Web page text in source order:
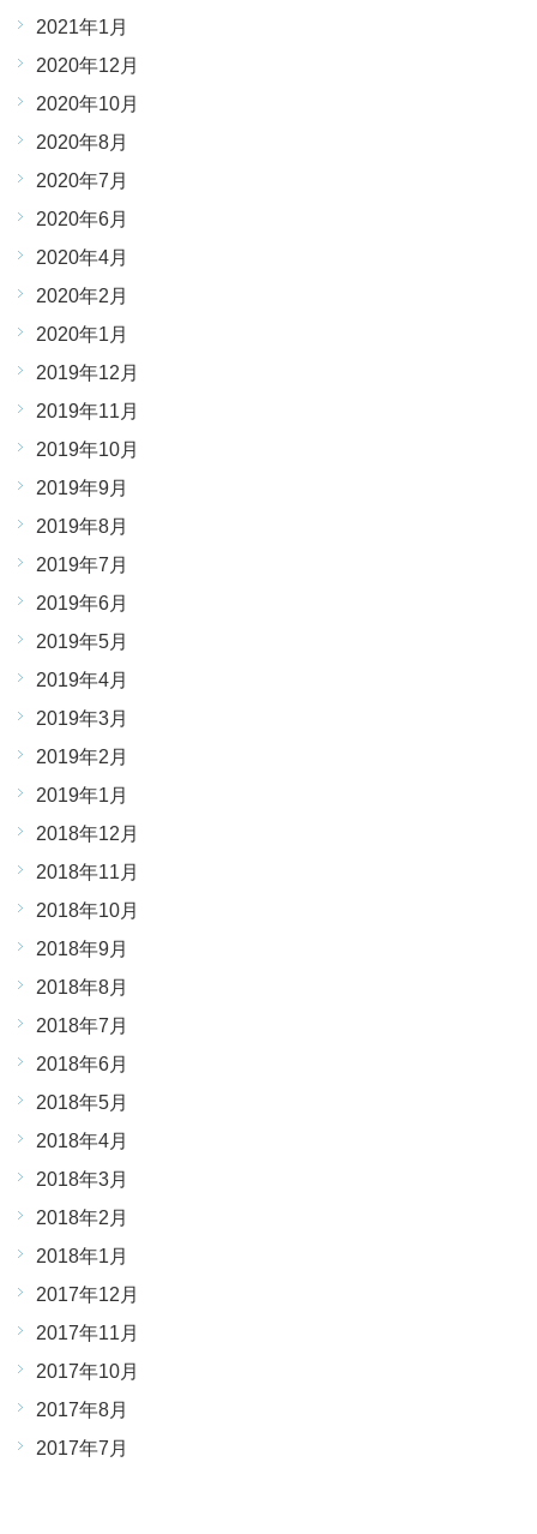
2021年1月
2020年12月
2020年10月
2020年8月
2020年7月
2020年6月
2020年4月
2020年2月
2020年1月
2019年12月
2019年11月
2019年10月
2019年9月
2019年8月
2019年7月
2019年6月
2019年5月
2019年4月
2019年3月
2019年2月
2019年1月
2018年12月
2018年11月
2018年10月
2018年9月
2018年8月
2018年7月
2018年6月
2018年5月
2018年4月
2018年3月
2018年2月
2018年1月
2017年12月
2017年11月
2017年10月
2017年8月
2017年7月